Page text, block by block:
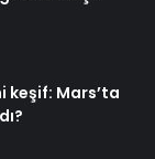
keşif: Mars’ta